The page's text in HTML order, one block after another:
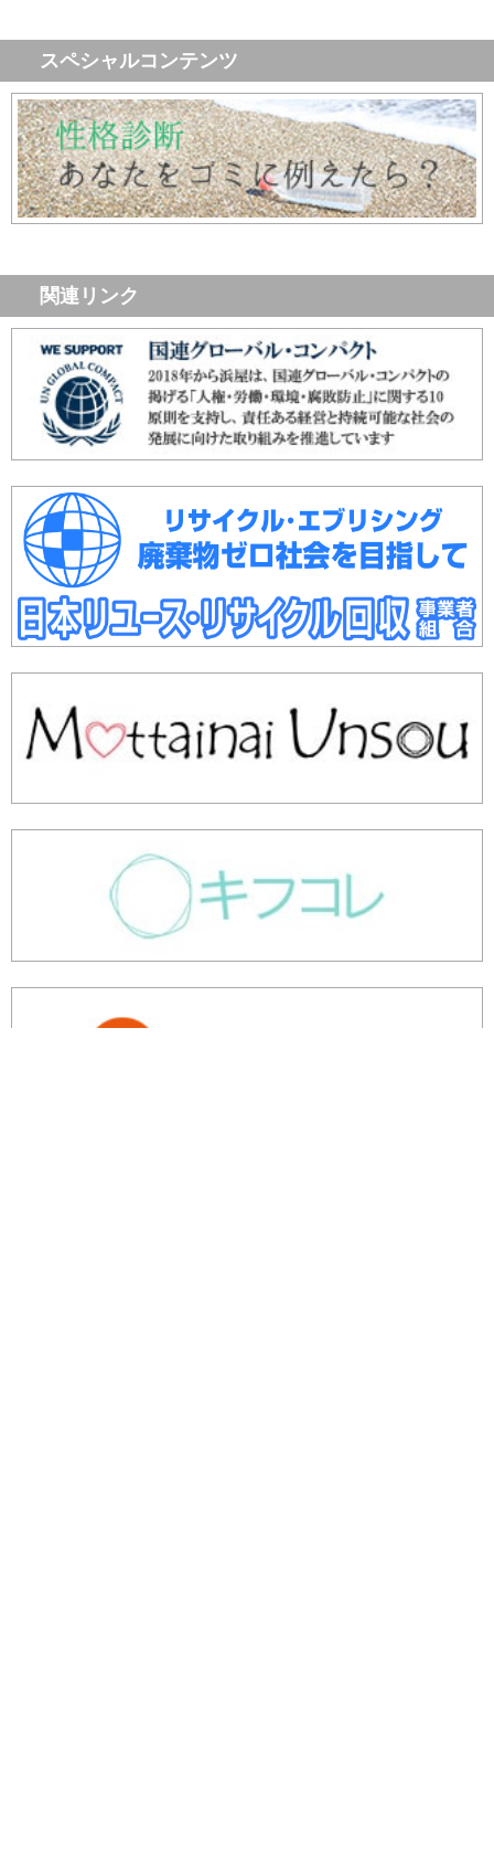
スペシャルコンテンツ
関連リンク